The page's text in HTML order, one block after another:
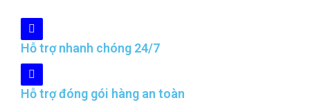
Hỗ trợ nhanh chóng 24/7
Hỗ trợ đóng gói hàng an toàn